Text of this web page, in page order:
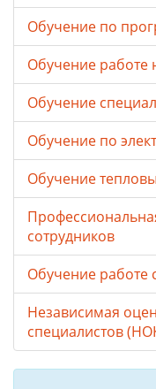
Обучение по
Обучение работе
Обучение
Обучение по
Обучение
сотрудников
Обучение работе
Независимая
специалистов